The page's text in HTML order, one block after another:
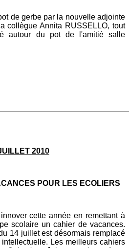
de gerbe par la nouvelle adjointe
collègue Annita RUSSELLO, tout
autour du pot de l'amitié salle
2010
POUR LES ECOLIERS
cette année en remettant à
scolaire un cahier de vacances.
14 juillet est désormais remplacé
Les meilleurs cahiers